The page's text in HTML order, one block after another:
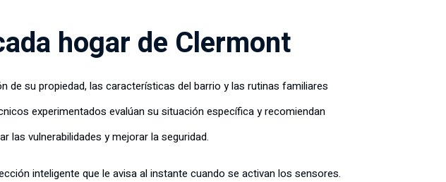
hogar de Clermont
su propiedad, las características del barrio y las rutinas familiares
experimentados evalúan su situación específica y recomiendan
las vulnerabilidades y mejorar la seguridad.
inteligente que le avisa al instante cuando se activan los sensores.